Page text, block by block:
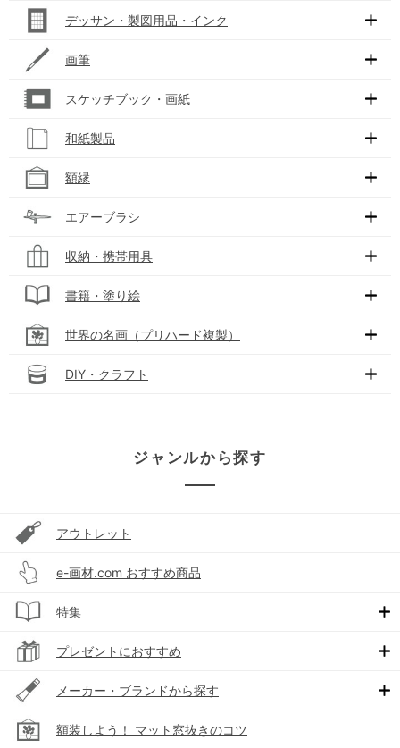
デッサン・製図用品・インク
画筆
スケッチブック・画紙
和紙製品
額縁
エアーブラシ
収納・携帯用具
書籍・塗り絵
世界の名画（プリハード複製）
DIY・クラフト
ジャンルから探す
アウトレット
e-画材.com おすすめ商品
特集
プレゼントにおすすめ
メーカー・ブランドから探す
額装しよう！ マット窓抜きのコツ